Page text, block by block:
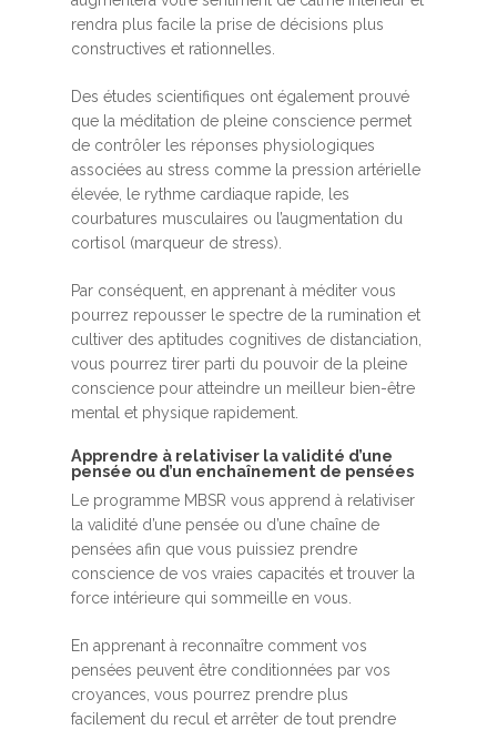
rendra plus facile la prise de décisions plus
constructives et rationnelles.
Des études scientifiques ont également prouvé
que la méditation de pleine conscience permet
de contrôler les réponses physiologiques
associées au stress comme la pression artérielle
élevée, le rythme cardiaque rapide, les
courbatures musculaires ou l’augmentation du
cortisol (marqueur de stress).
Par conséquent, en apprenant à méditer vous
pourrez repousser le spectre de la rumination et
cultiver des aptitudes cognitives de distanciation,
vous pourrez tirer parti du pouvoir de la pleine
conscience pour atteindre un meilleur bien-être
mental et physique rapidement.
Apprendre à relativiser la validité d’une
pensée ou d’un enchaînement de pensées
Le programme MBSR vous apprend à relativiser
la validité d’une pensée ou d’une chaîne de
pensées afin que vous puissiez prendre
conscience de vos vraies capacités et trouver la
force intérieure qui sommeille en vous.
En apprenant à reconnaître comment vos
pensées peuvent être conditionnées par vos
croyances, vous pourrez prendre plus
facilement du recul et arrêter de tout prendre